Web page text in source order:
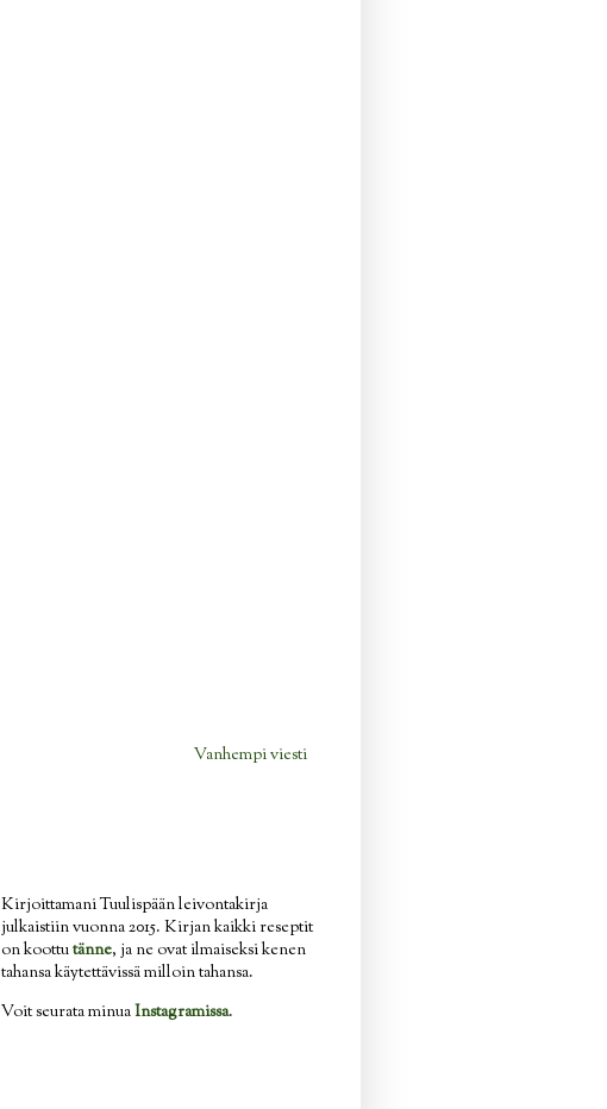
Vanhempi viesti
Kirjoittamani Tuulispään leivontakirja
julkaistiin vuonna 2015. Kirjan kaikki reseptit
on koottutänne, ja ne ovat ilmaiseksi kenen
tahansa käytettävissä milloin tahansa.
Voit seurata minuaInstagramissa.